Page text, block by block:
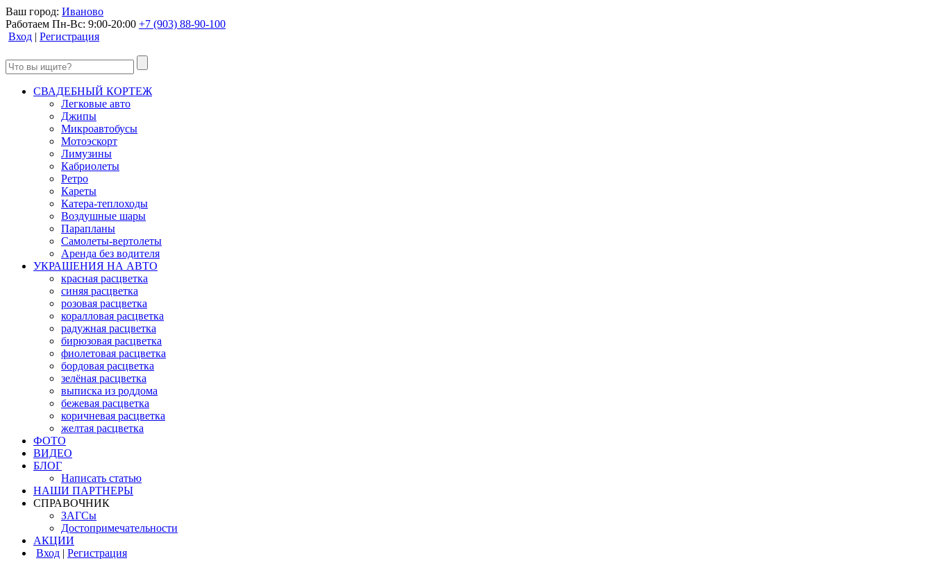
Ваш город: Иваново
Работаем Пн-Вс: 9:00-20:00 +7 (903) 88-90-100
Вход | Регистрация
СВАДЕБНЫЙ КОРТЕЖ
Легковые авто
Джипы
Микроавтобусы
Мотоэскорт
Лимузины
Кабриолеты
Ретро
Кареты
Катера-теплоходы
Воздушные шары
Парапланы
Самолеты-вертолеты
Аренда без водителя
УКРАШЕНИЯ НА АВТО
красная расцветка
синяя расцветка
розовая расцветка
коралловая расцветка
радужная расцветка
бирюзовая расцветка
фиолетовая расцветка
бордовая расцветка
зелёная расцветка
выписка из роддома
бежевая расцветка
коричневая расцветка
желтая расцветка
ФОТО
ВИДЕО
БЛОГ
Написать статью
НАШИ ПАРТНЕРЫ
СПРАВОЧНИК
ЗАГСы
Достопримечательности
АКЦИИ
Вход | Регистрация